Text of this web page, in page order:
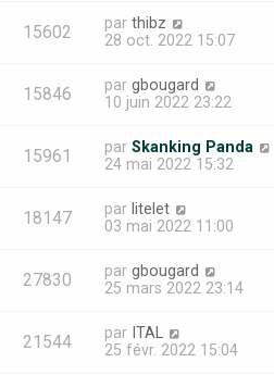
15602 par thibz
28 oct. 2022 15:07
15846 par gbougard
10 juin 2022 23:22
15961 par Skanking Panda
24 mai 2022 15:32
18147 par litelet
03 mai 2022 11:00
27830 par gbougard
25 mars 2022 23:14
21544 par ITAL
25 févr. 2022 15:04